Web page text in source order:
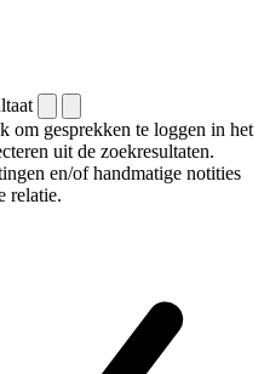
om gesprekken te loggen in het
uit de zoekresultaten.
en/of handmatige notities
relatie.